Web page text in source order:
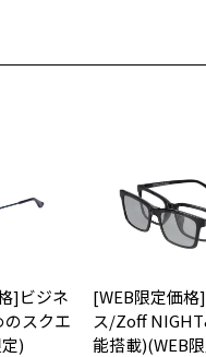
]ビジネ
のスクエ
)
[WEB限定価格
ス/Zoff
能搭載)(WEB